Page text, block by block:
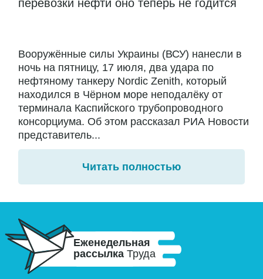
перевозки нефти оно теперь не годится
Вооружённые силы Украины (ВСУ) нанесли в
ночь на пятницу, 17 июля, два удара по
нефтяному танкеру Nordic Zenith, который
находился в Чёрном море неподалёку от
терминала Каспийского трубопроводного
консорциума. Об этом рассказал РИА Новости
представитель...
Читать полностью
Еженедельная
рассылка Труда